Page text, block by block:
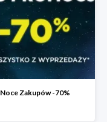
Noce Zakupów -70%